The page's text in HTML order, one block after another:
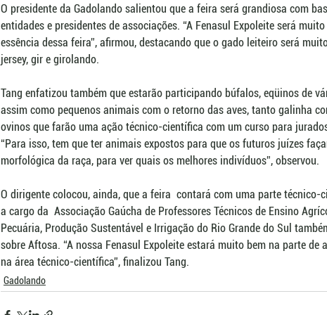
O presidente da Gadolando salientou que a feira será grandiosa com
entidades e presidentes de associações. “A Fenasul Expoleite será
essência dessa feira”, afirmou, destacando que o gado leiteiro será
jersey, gir e girolando.
Tang enfatizou também que estarão participando búfalos, eqüinos de
assim como pequenos animais com o retorno das aves, tanto galinha
ovinos que farão uma ação técnico-científica com um curso para
“Para isso, tem que ter animais expostos para que os futuros juízes
morfológica da raça, para ver quais os melhores indivíduos”, observou.
O dirigente colocou, ainda, que a feira  contará com uma parte
a cargo da  Associação Gaúcha de Professores Técnicos de Ensino
Pecuária, Produção Sustentável e Irrigação do Rio Grande do Sul
sobre Aftosa. “A nossa Fenasul Expoleite estará muito bem na parte
na área técnico-científica”, finalizou Tang.
Gadolando